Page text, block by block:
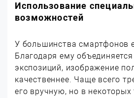
Использование
возможностей
У большинства смартфонов
Благодаря ему
экспозиций, изображение
качественнее. Чаще всего
его вручную, но в некоторых